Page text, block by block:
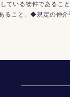
ている物件である
こと。◆規定の仲介